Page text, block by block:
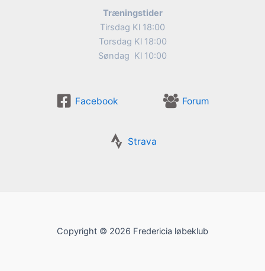
Træningstider
Tirsdag Kl 18:00
Torsdag Kl 18:00
Søndag Kl 10:00
Facebook Forum
Strava
Copyright © 2026 Fredericia løbeklub